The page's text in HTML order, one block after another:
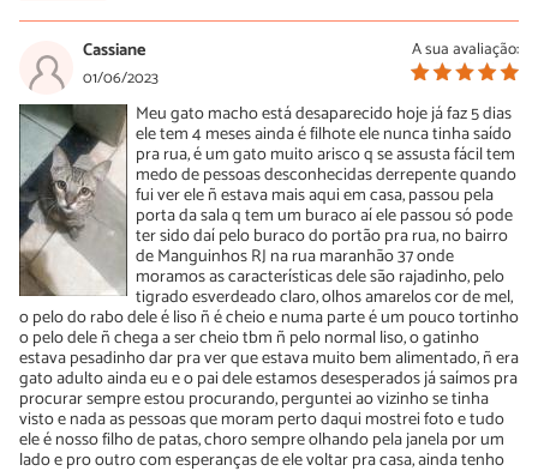
A sua avaliação:
Cassiane
01/06/2023
Meu gato macho está desaparecido hoje já faz 5 dias
ele tem 4 meses ainda é filhote ele nunca tinha saído
pra rua, é um gato muito arisco q se assusta fácil tem
medo de pessoas desconhecidas derrepente quando
fui ver ele ñ estava mais aqui em casa, passou pela
porta da sala q tem um buraco aí ele passou só pode
ter sido daí pelo buraco do portão pra rua, no bairro
de Manguinhos RJ na rua maranhão 37 onde
moramos as características dele são rajadinho, pelo
tigrado esverdeado claro, olhos amarelos cor de mel,
o pelo do rabo dele é liso ñ é cheio e numa parte é um pouco tortinho
o pelo dele ñ chega a ser cheio tbm ñ pelo normal liso, o gatinho
estava pesadinho dar pra ver que estava muito bem alimentado, ñ era
gato adulto ainda eu e o pai dele estamos desesperados já saímos pra
procurar sempre estou procurando, perguntei ao vizinho se tinha
visto e nada as pessoas que moram perto daqui mostrei foto e tudo
ele é nosso filho de patas, choro sempre olhando pela janela por um
lado e pro outro com esperanças de ele voltar pra casa, ainda tenho